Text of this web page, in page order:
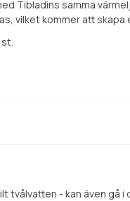
Tibladins samma
vilket kommer att skapa
tvålvatten - kan även gå i